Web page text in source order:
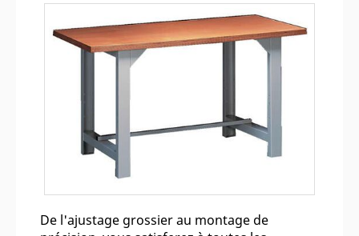
De l'ajustage grossier au montage de